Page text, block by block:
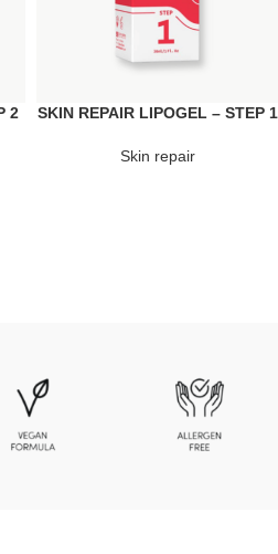
2 SKIN REPAIR LIPOGEL – STEP 1
Skin repair